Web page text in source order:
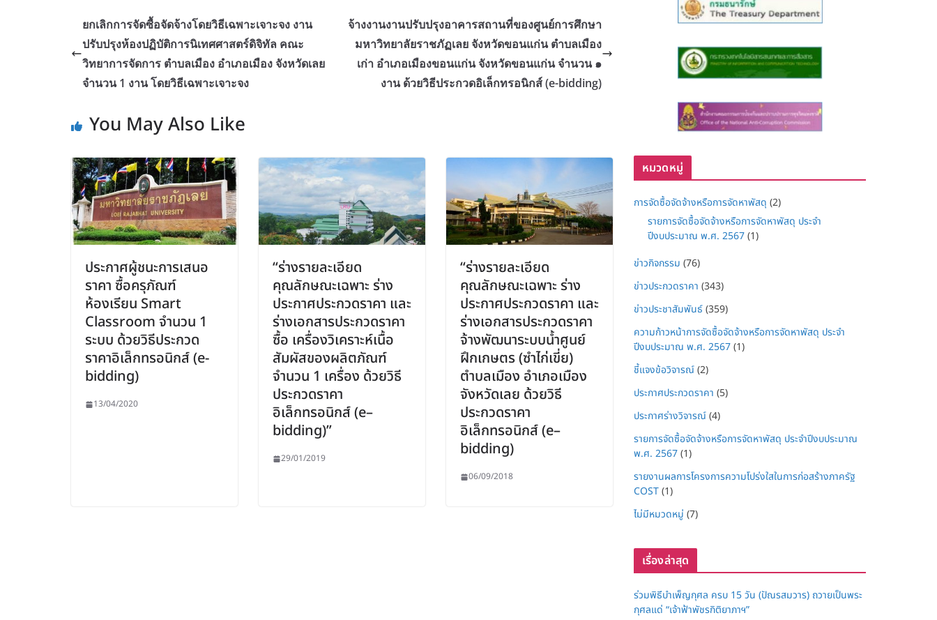
ยกเลิกการจัดซื้อจัดจ้างโดยวิธีเฉพาะเจาะจง งาน
ปรับปรุงห้องปฏิบัติการนิเทศศาสตร์ดิจิทัล คณะ
วิทยาการจัดการ ตำบลเมือง อำเภอเมือง จังหวัดเลย
จำนวน 1 งาน โดยวิธีเฉพาะเจาะจง
จ้างงานงานปรับปรุงอาคารสถานที่ของศูนย์การศึกษา
มหาวิทยาลัยราชภัฏเลย จังหวัดขอนแก่น ตำบลเมือง
เก่า อำเภอเมืองขอนแก่น จังหวัดขอนแก่น จำนวน ๑
งาน ด้วยวิธีประกวดอิเล็กทรอนิกส์ (e-bidding)
You May Also Like
ประกาศผู้ชนะการเสนอ
ราคา ซื้อครุภัณฑ์
ห้องเรียน Smart
Classroom จำนวน 1
ระบบ ด้วยวิธีประกวด
ราคาอิเล็กทรอนิกส์ (e-
bidding)
13/04/2020
“ร่างรายละเอียด
คุณลักษณะเฉพาะ ร่าง
ประกาศประกวดราคา และ
ร่างเอกสารประกวดราคา
ซื้อ เครื่องวิเคราะห์เนื้อ
สัมผัสของผลิตภัณฑ์
จำนวน 1 เครื่อง ด้วยวิธี
ประกวดราคา
อิเล็กทรอนิกส์ (e–
bidding)”
29/01/2019
“ร่างรายละเอียด
คุณลักษณะเฉพาะ ร่าง
ประกาศประกวดราคา และ
ร่างเอกสารประกวดราคา
จ้างพัฒนาระบบน้ำศูนย์
ฝึกเกษตร (ซำไก่เขี่ย)
ตำบลเมือง อำเภอเมือง
จังหวัดเลย ด้วยวิธี
ประกวดราคา
อิเล็กทรอนิกส์ (e–
bidding)
06/09/2018
หมวดหมู่
การจัดซื้อจัดจ้างหรือการจัดหาพัสดุ (2)
รายการจัดซื้อจัดจ้างหรือการจัดหาพัสดุ ประจำ
ปีงบประมาณ พ.ศ. 2567(1)
ข่าวกิจกรรม (76)
ข่าวประกวดราคา (343)
ข่าวประชาสัมพันธ์(359)
ความก้าวหน้าการจัดซื้อจัดจ้างหรือการจัดหาพัสดุ ประจำ
ปีงบประมาณ พ.ศ. 2567(1)
ชี้แจงข้อวิจารณ์(2)
ประกาศประกวดราคา (5)
ประกาศร่างวิจารณ์(4)
รายการจัดซื้อจัดจ้างหรือการจัดหาพัสดุ ประจำปีงบประมาณ
พ.ศ. 2567(1)
รายงานผลการโครงการความโปร่งใสในการก่อสร้างภาครัฐ
COST(1)
ไม่มีหมวดหมู่ (7)
เรื่องล่าสุด
ร่วมพิธีบำเพ็ญกุศล ครบ 15 วัน (ปัณรสมวาร) ถวายเป็นพระ
กุศลแด่ “เจ้าฟ้าพัชรกิติยาภาฯ”